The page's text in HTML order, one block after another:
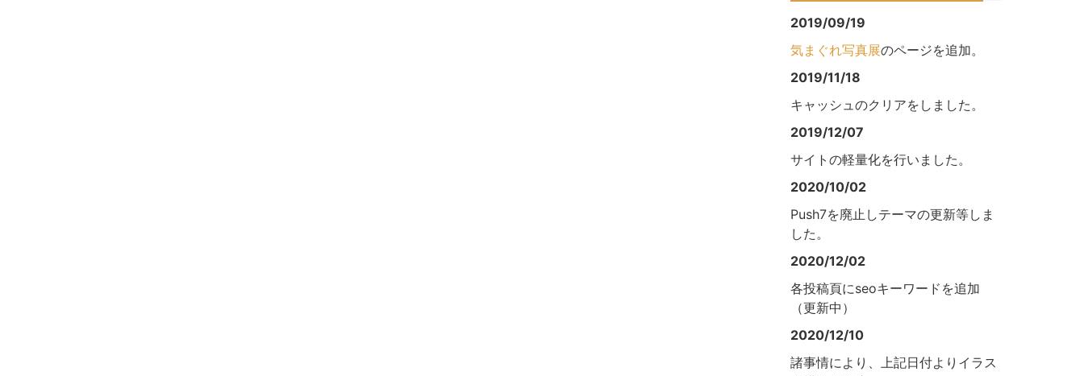
2019/09/19
気まぐれ写真展のページを追加。
2019/11/18
キャッシュのクリアをしました。
2019/12/07
サイトの軽量化を行いました。
2020/10/02
Push7を廃止しテーマの更新等しま
した。
2020/12/02
各投稿頁にseoキーワードを追加
（更新中）
2020/12/10
諸事情により、上記日付よりイラス